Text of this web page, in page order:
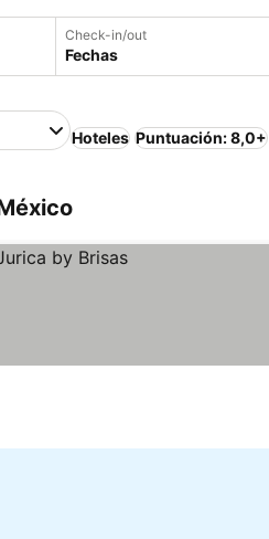
Check-in/out
Fechas
Hoteles Puntuación: 8,0+